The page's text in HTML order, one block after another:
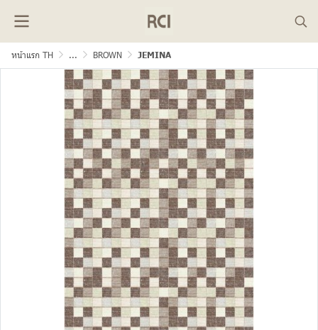
หน้าแรก TH ... BROWN JEMINA